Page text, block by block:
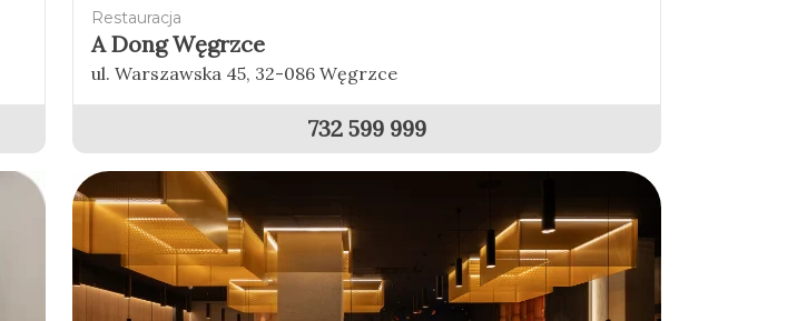
Restauracja
A Dong Węgrzce
ul. Warszawska 45, 32-086 Węgrzce
732 599 999